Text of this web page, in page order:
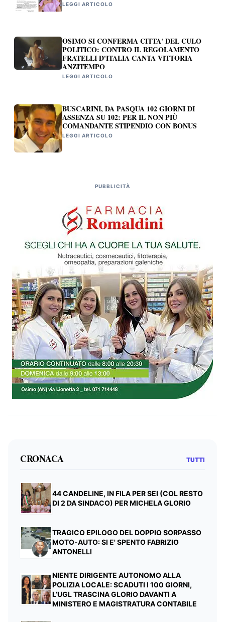
LEGGI ARTICOLO
OSIMO SI CONFERMA CITTA' DEL CULO
POLITICO: CONTRO IL REGOLAMENTO
FRATELLI D'ITALIA CANTA VITTORIA
ANZITEMPO
LEGGI ARTICOLO
BUSCARINI, DA PASQUA 102 GIORNI DI
ASSENZA SU 102: PER IL NON PIÙ
COMANDANTE STIPENDIO CON BONUS
LEGGI ARTICOLO
PUBBLICITÀ
CRONACA TUTTI
44 CANDELINE, IN FILA PER SEI (COL RESTO
DI 2 DA SINDACO) PER MICHELA GLORIO
TRAGICO EPILOGO DEL DOPPIO SORPASSO
MOTO-AUTO: SI E' SPENTO FABRIZIO
ANTONELLI
NIENTE DIRIGENTE AUTONOMO ALLA
POLIZIA LOCALE: SCADUTI I 100 GIORNI,
L’UGL TRASCINA GLORIO DAVANTI A
MINISTERO E MAGISTRATURA CONTABILE